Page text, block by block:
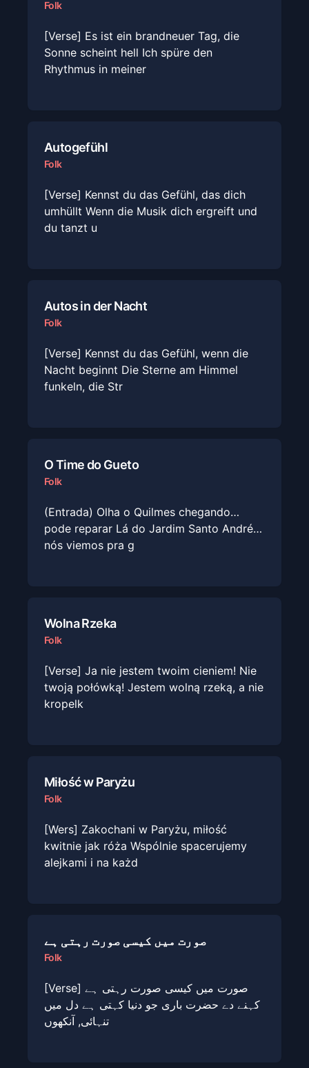
Folk
[Verse] Es ist ein brandneuer Tag, die
Sonne scheint hell Ich spüre den
Rhythmus in meiner
Autogefühl
Folk
[Verse] Kennst du das Gefühl, das dich
umhüllt Wenn die Musik dich ergreift und
du tanzt u
Autos in der Nacht
Folk
[Verse] Kennst du das Gefühl, wenn die
Nacht beginnt Die Sterne am Himmel
funkeln, die Str
O Time do Gueto
Folk
(Entrada) Olha o Quilmes chegando…
pode reparar Lá do Jardim Santo André…
nós viemos pra g
Wolna Rzeka
Folk
[Verse] Ja nie jestem twoim cieniem! Nie
twoją połówką! Jestem wolną rzeką, a nie
kropelk
Miłość w Paryżu
Folk
[Wers] Zakochani w Paryżu, miłość
kwitnie jak róża Wspólnie spacerujemy
alejkami i na każd
صورت میں کیسی صورت رہتی ہے
Folk
[Verse] صورت میں کیسی صورت رہتی ہے
کہنے دے حضرت باری جو دنیا کہتی ہے دل میں
تنہائی, آنکھوں